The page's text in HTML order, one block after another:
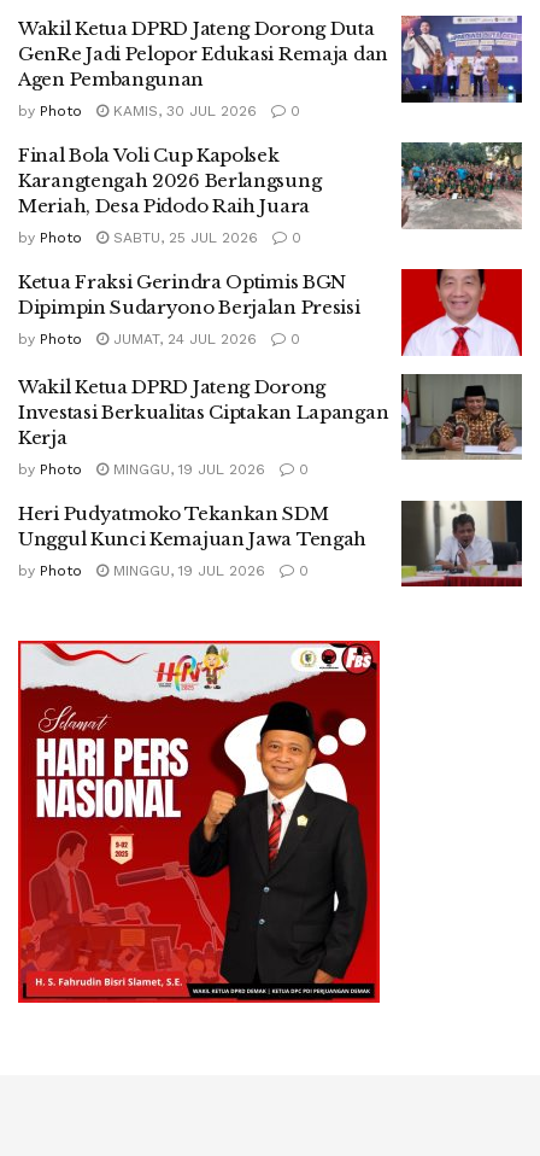
Wakil Ketua DPRD Jateng Dorong Duta
GenRe Jadi Pelopor Edukasi Remaja dan
Agen Pembangunan
by Photo KAMIS, 30 JUL 2026 0
Final Bola Voli Cup Kapolsek
Karangtengah 2026 Berlangsung
Meriah, Desa Pidodo Raih Juara
by Photo SABTU, 25 JUL 2026 0
Ketua Fraksi Gerindra Optimis BGN
Dipimpin Sudaryono Berjalan Presisi
by Photo JUMAT, 24 JUL 2026 0
Wakil Ketua DPRD Jateng Dorong
Investasi Berkualitas Ciptakan Lapangan
Kerja
by Photo MINGGU, 19 JUL 2026 0
Heri Pudyatmoko Tekankan SDM
Unggul Kunci Kemajuan Jawa Tengah
by Photo MINGGU, 19 JUL 2026 0